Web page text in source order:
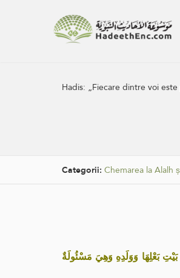
Hadis: „Fiecare dintre voi
Categorii: Chemarea la Alalh
بَعْلِهَا وَوَلَدِهِ وَهِيَ مَسْئُولَةٌ